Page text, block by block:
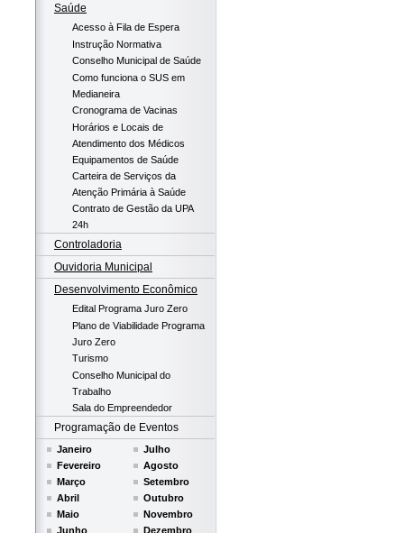
Saúde
Acesso à Fila de Espera
Instrução Normativa
Conselho Municipal de Saúde
Como funciona o SUS em
Medianeira
Cronograma de Vacinas
Horários e Locais de
Atendimento dos Médicos
Equipamentos de Saúde
Carteira de Serviços da
Atenção Primária à Saúde
Contrato de Gestão da UPA
24h
Controladoria
Ouvidoria Municipal
Desenvolvimento Econômico
Edital Programa Juro Zero
Plano de Viabilidade Programa
Juro Zero
Turismo
Conselho Municipal do
Trabalho
Sala do Empreendedor
Programação de Eventos
Janeiro
Fevereiro
Março
Abril
Maio
Junho
Julho
Agosto
Setembro
Outubro
Novembro
Dezembro